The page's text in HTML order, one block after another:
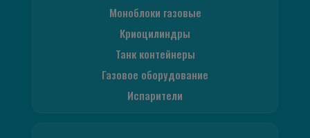
Моноблоки газовые
Криоцилиндры
Танк контейнеры
Газовое оборудование
Испарители